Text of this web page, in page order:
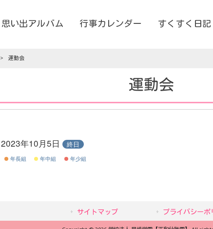
思い出アルバム 行事カレンダー すくすく日記
> 運動会
運動会
2023年10月5日 終日
年長組 年中組 年少組
サイトマップ プライバシーポ